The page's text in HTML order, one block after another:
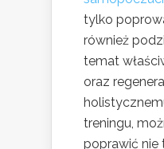
tylko
również
temat
oraz
treningu,
poprawić nie